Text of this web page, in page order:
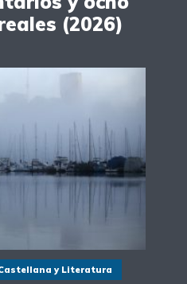
(2026)
y Literatura